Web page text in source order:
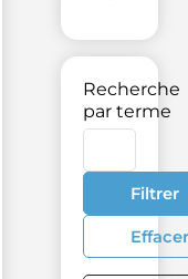
Recherche
par terme
Filtrer
Effacer